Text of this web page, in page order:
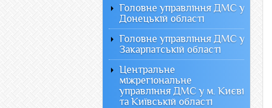
Головне управління ДМС у
Донецькій області
Головне управління ДМС у
Закарпатській області
Центральне
міжрегіональне
управління ДМС у м. Києві
та Київській області